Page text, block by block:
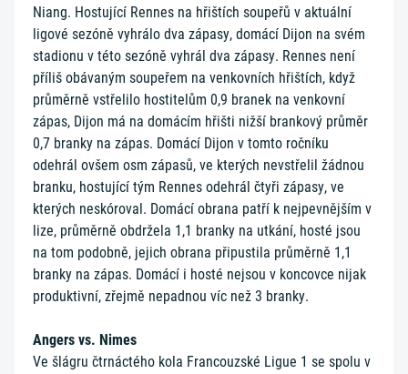
Niang. Hostující Rennes na hřištích soupeřů v aktuální
ligové sezóně vyhrálo dva zápasy, domácí Dijon na svém
stadionu v této sezóně vyhrál dva zápasy. Rennes není
příliš obávaným soupeřem na venkovních hřištích, když
průměrně vstřelilo hostitelům 0,9 branek na venkovní
zápas, Dijon má na domácím hřišti nižší brankový průměr
0,7 branky na zápas. Domácí Dijon v tomto ročníku
odehrál ovšem osm zápasů, ve kterých nevstřelil žádnou
branku, hostující tým Rennes odehrál čtyři zápasy, ve
kterých neskóroval. Domácí obrana patří k nejpevnějším v
lize, průměrně obdržela 1,1 branky na utkání, hosté jsou
na tom podobně, jejich obrana připustila průměrně 1,1
branky na zápas. Domácí i hosté nejsou v koncovce nijak
produktivní, zřejmě nepadnou víc než 3 branky.
Angers vs. Nimes
Ve šlágru čtrnáctého kola Francouzské Ligue 1 se spolu v